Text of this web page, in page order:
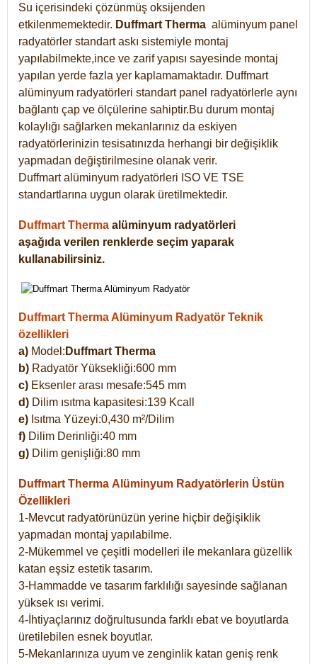
Su içerisindeki çözünmüş oksijenden
etkilenmemektedir. Duffmart Therma alüminyum panel
radyatörler standart askı sistemiyle montaj
yapılabilmekte,ince ve zarif yapısı sayesinde montaj
yapılan yerde fazla yer kaplamamaktadır. Duffmart
alüminyum radyatörleri standart panel radyatörlerle aynı
bağlantı çap ve ölçülerine sahiptir.Bu durum montaj
kolaylığı sağlarken mekanlarınız da eskiyen
radyatörlerinizin tesisatınızda herhangi bir değişiklik
yapmadan değiştirilmesine olanak verir.
Duffmart alüminyum radyatörleri ISO VE TSE
standartlarına uygun olarak üretilmektedir.
Duffmart Therma alüminyum radyatörleri
aşağıda verilen renklerde seçim yaparak
kullanabilirsiniz.
Duffmart Therma Alüminyum Radyatör Teknik
özellikleri
a) Model: Duffmart Therma
b) Radyatör Yüksekliği:600 mm
c) Eksenler arası mesafe:545 mm
d) Dilim ısıtma kapasitesi:139 Kcall
e) Isıtma Yüzeyi:0,430 m²/Dilim
f) Dilim Derinliği:40 mm
g) Dilim genişliği:80 mm
Duffmart Therma Alüminyum Radyatörlerin Üstün
Özellikleri
1-Mevcut radyatörünüzün yerine hiçbir değişiklik
yapmadan montaj yapılabilme.
2-Mükemmel ve çeşitli modelleri ile mekanlara güzellik
katan eşsiz estetik tasarım.
3-Hammadde ve tasarım farklılığı sayesinde sağlanan
yüksek ısı verimi.
4-İhtiyaçlarınız doğrultusunda farklı ebat ve boyutlarda
üretilebilen esnek boyutlar.
5-Mekanlarınıza uyum ve zenginlik katan geniş renk